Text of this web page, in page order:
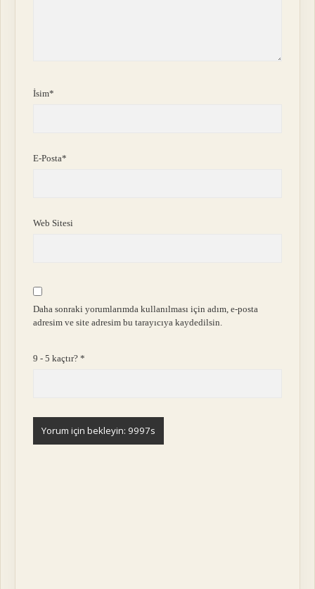
İsim*
E-Posta*
Web Sitesi
Daha sonraki yorumlarımda kullanılması için adım, e-posta
adresim ve site adresim bu tarayıcıya kaydedilsin.
9 - 5 kaçtır?*